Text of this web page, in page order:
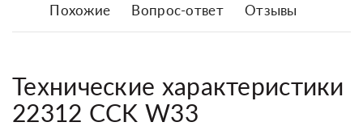
Похожие Вопрос-ответ Отзывы
Технические характеристики
22312 CCK W33